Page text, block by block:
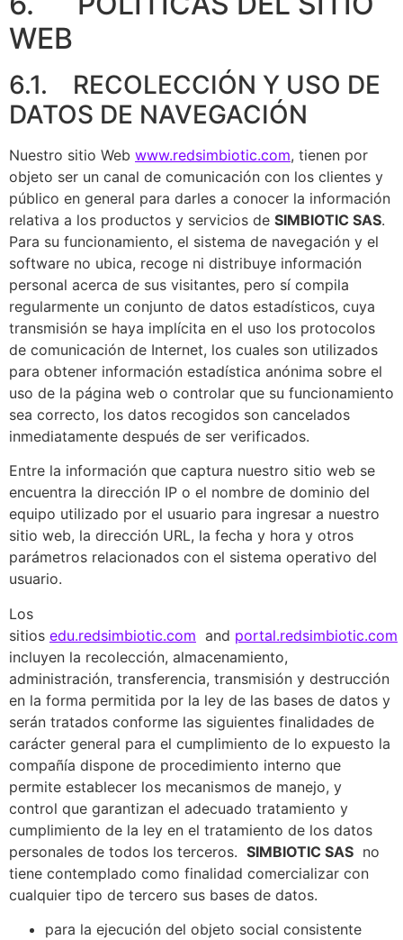
WEB
6.1. RECOLECCIÓN Y USO DE
DATOS DE NAVEGACIÓN
Nuestro sitio Web www.redsimbiotic.com, tienen por
objeto ser un canal de comunicación con los clientes y
público en general para darles a conocer la información
relativa a los productos y servicios de SIMBIOTIC SAS.
Para su funcionamiento, el sistema de navegación y el
software no ubica, recoge ni distribuye información
personal acerca de sus visitantes, pero sí compila
regularmente un conjunto de datos estadísticos, cuya
transmisión se haya implícita en el uso los protocolos
de comunicación de Internet, los cuales son utilizados
para obtener información estadística anónima sobre el
uso de la página web o controlar que su funcionamiento
sea correcto, los datos recogidos son cancelados
inmediatamente después de ser verificados.
Entre la información que captura nuestro sitio web se
encuentra la dirección IP o el nombre de dominio del
equipo utilizado por el usuario para ingresar a nuestro
sitio web, la dirección URL, la fecha y hora y otros
parámetros relacionados con el sistema operativo del
usuario.
Los
sitios edu.redsimbiotic.com and portal.redsimbiotic.com
incluyen la recolección, almacenamiento,
administración, transferencia, transmisión y destrucción
en la forma permitida por la ley de las bases de datos y
serán tratados conforme las siguientes finalidades de
carácter general para el cumplimiento de lo expuesto la
compañía dispone de procedimiento interno que
permite establecer los mecanismos de manejo, y
control que garantizan el adecuado tratamiento y
cumplimiento de la ley en el tratamiento de los datos
personales de todos los terceros. SIMBIOTIC SAS no
tiene contemplado como finalidad comercializar con
cualquier tipo de tercero sus bases de datos.
para la ejecución del objeto social consistente